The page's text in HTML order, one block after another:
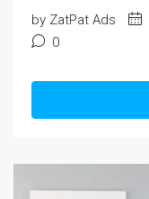
by ZatPat Ads
0